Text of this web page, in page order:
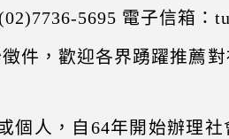
5695 電子信箱：
件，歡迎各界踴躍推薦
個人，自64年開始辦理